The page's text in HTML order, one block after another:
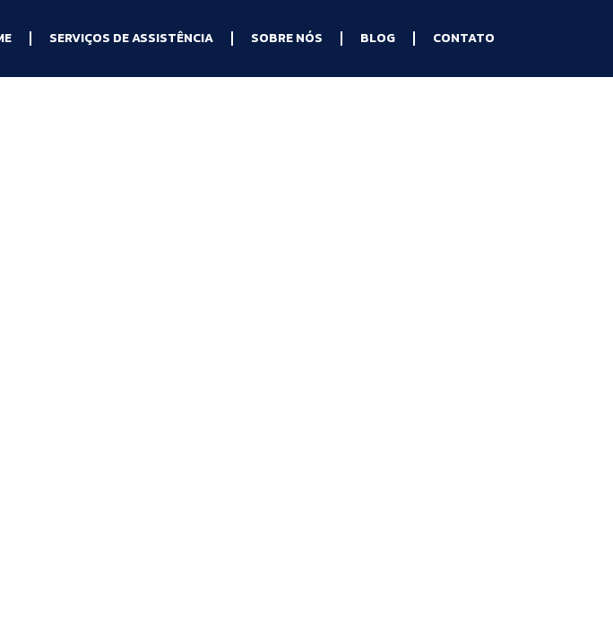
SERVIÇOS DE ASSISTÊNCIA SOBRE NÓS BLOG CONTATO